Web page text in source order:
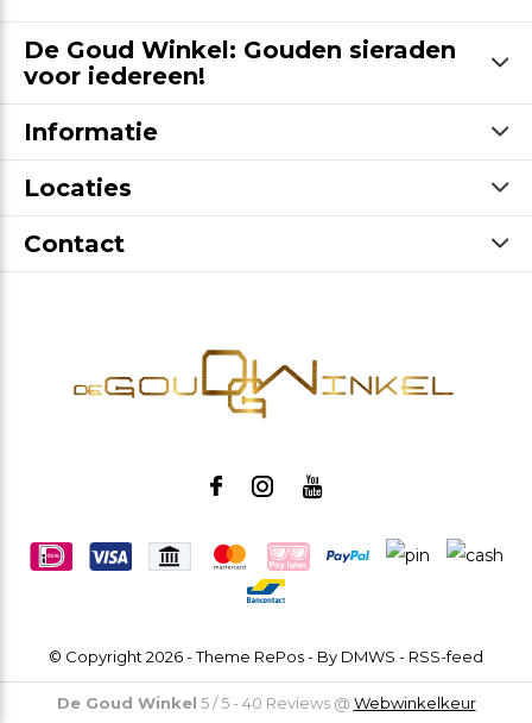
De Goud Winkel: Gouden sieraden
voor iedereen!
Informatie
Locaties
Contact
© Copyright 2026- Theme RePos - By DMWS - RSS-feed
De Goud Winkel 5/5- 40 Reviews @ Webwinkelkeur